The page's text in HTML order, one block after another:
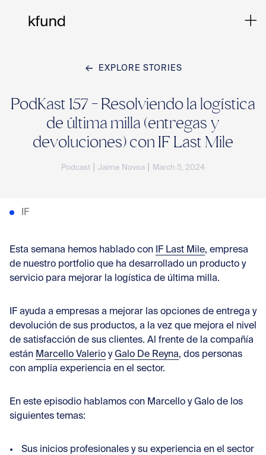
EXPLORE STORIES
PodKast 157 - Resolviendo la logística
de última milla (entregas y
devoluciones) con IF Last Mile
Podcast Jaime Novoa March 5, 2024
IF
Esta semana hemos hablado con IF Last Mile, empresa
de nuestro portfolio que ha desarrollado un producto y
servicio para mejorar la logística de última milla.
IF ayuda a empresas a mejorar las opciones de entrega y
devolución de sus productos, a la vez que mejora el nivel
de satisfacción de sus clientes. Al frente de la compañía
están Marcello Valerio yGalo De Reyna, dos personas
con amplia experiencia en el sector.
En este episodio hablamos con Marcello y Galo de los
siguientes temas:
Sus inicios profesionales y su experiencia en el sector